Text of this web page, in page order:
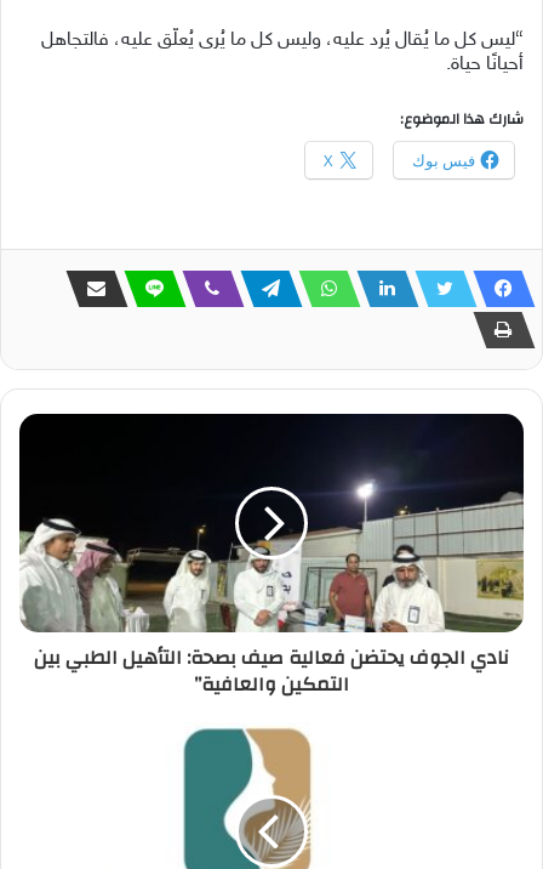
“ليس كل ما يُقال يُرد عليه، وليس كل ما يُرى يُعلّق عليه، فالتجاهل
أحيانًا حياة.
شارك هذا الموضوع:
فيس بوك X
نادي الجوف يحتضن فعالية صيف بصحة: التأهيل الطبي بين
التمكين والعافية”